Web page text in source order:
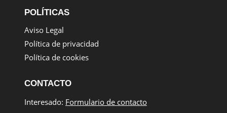
POLÍTICAS
Aviso Legal
Política de privacidad
Política de cookies
CONTACTO
Interesado: Formulario de contacto